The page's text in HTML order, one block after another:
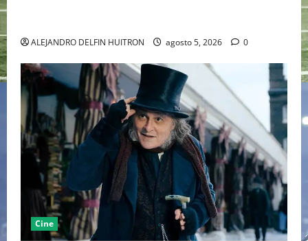
ALEJANDRO DELFIN HUITRON agosto 5, 2026 0
Cine